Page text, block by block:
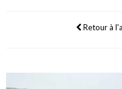
Retour à